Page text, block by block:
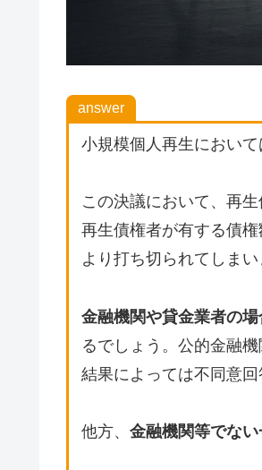
answer
小規模個人再生におい
この決議において、再
再生債権者が有する債
より打ち切られてしまい
金融機関や貸金業者の
るでしょう。公的金融
結果によっては不同意回
他方、金融機関等でな